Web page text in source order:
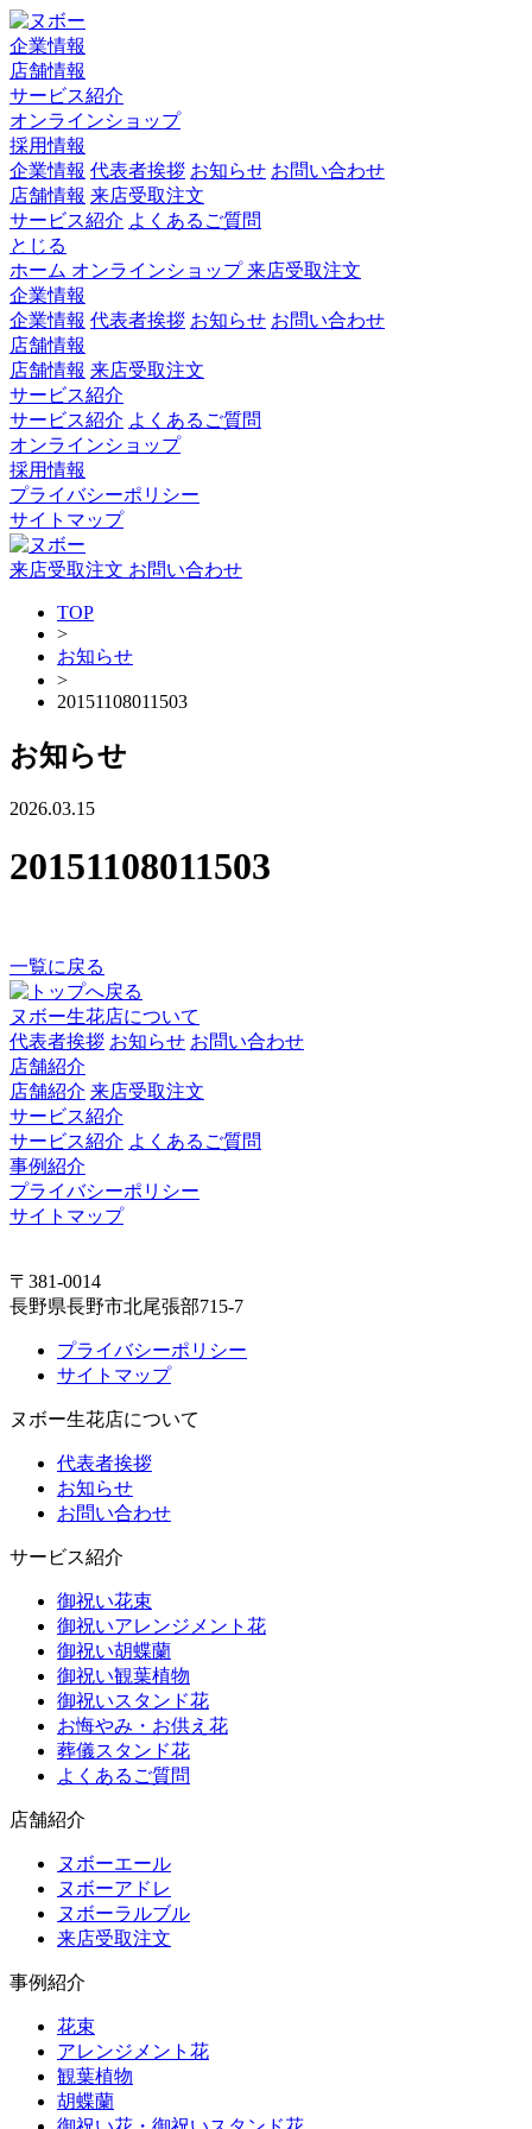
企業情報
店舗情報
サービス紹介
オンラインショップ
採用情報
企業情報 代表者挨拶 お知らせ お問い合わせ
店舗情報 来店受取注文
サービス紹介 よくあるご質問
とじる
ホーム オンラインショップ来店受取注文
企業情報
企業情報 代表者挨拶 お知らせ お問い合わせ
店舗情報
店舗情報 来店受取注文
サービス紹介
サービス紹介 よくあるご質問
オンラインショップ
採用情報
プライバシーポリシー
サイトマップ
来店受取注文 お問い合わせ
TOP
>
お知らせ
>
20151108011503
お知らせ
2026.03.15
20151108011503
一覧に戻る
ヌボー生花店について
代表者挨拶 お知らせ お問い合わせ
店舗紹介
店舗紹介 来店受取注文
サービス紹介
サービス紹介 よくあるご質問
事例紹介
プライバシーポリシー
サイトマップ
〒381-0014
長野県長野市北尾張部715-7
プライバシーポリシー
サイトマップ
ヌボー生花店について
代表者挨拶
お知らせ
お問い合わせ
サービス紹介
御祝い花束
御祝いアレンジメント花
御祝い胡蝶蘭
御祝い観葉植物
御祝いスタンド花
お悔やみ・お供え花
葬儀スタンド花
よくあるご質問
店舗紹介
ヌボーエール
ヌボーアドレ
ヌボーラルブル
来店受取注文
事例紹介
花束
アレンジメント花
観葉植物
胡蝶蘭